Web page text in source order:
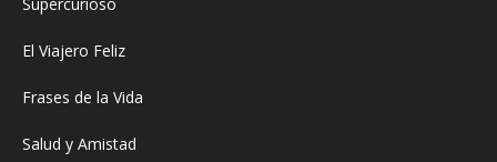
El Viajero Feliz
Frases de la Vida
Salud y Amistad